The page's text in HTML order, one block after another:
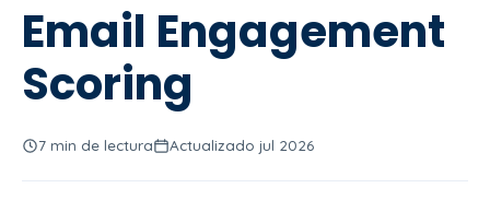
Email Engagement
Scoring
7 min de lectura Actualizado jul 2026